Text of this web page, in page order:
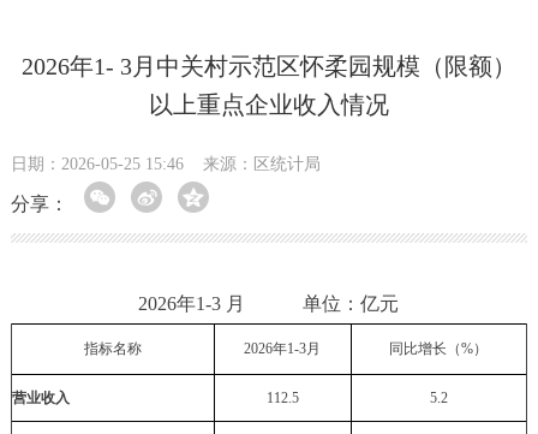
2026年1- 3月中关村示范区怀柔园规模（限额）
以上重点企业收入情况
日期：2026-05-25 15:46 来源：区统计局
分享：
2026年1-3 月 单位：亿元
指标名称 2026年1-3月 同比增长（%）
营业收入 112.5 5.2